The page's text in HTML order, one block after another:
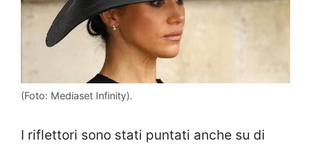
(Foto: Mediaset Infinity).
I riflettori sono stati puntati anche su di